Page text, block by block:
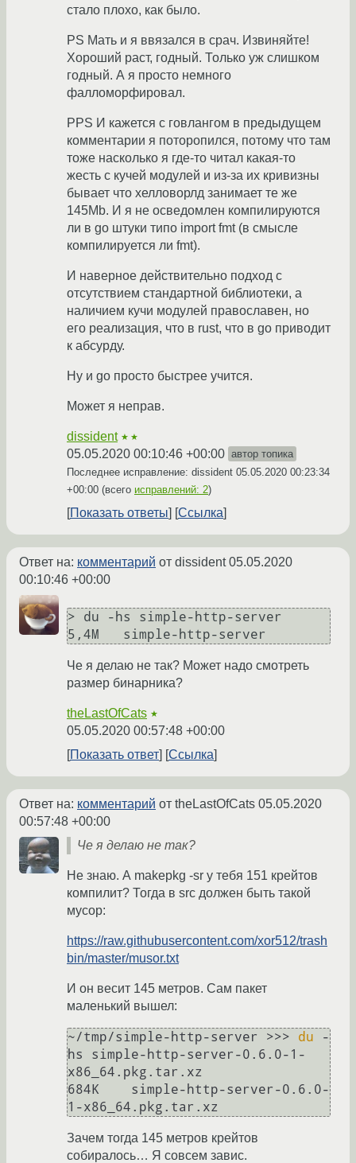
стало плохо, как было.
PS Мать и я ввязался в срач. Извиняйте!
Хороший раст, годный. Только уж слишком
годный. А я просто немного
фалломорфировал.
PPS И кажется с говлангом в предыдущем
комментарии я поторопился, потому что там
тоже насколько я где-то читал какая-то
жесть с кучей модулей и из-за их кривизны
бывает что хелловорлд занимает те же
145Mb. И я не осведомлен компилируются
ли в go штуки типо import fmt (в смысле
компилируется ли fmt).
И наверное действительно подход с
отсутствием стандартной библиотеки, а
наличием кучи модулей православен, но
его реализация, что в rust, что в go приводит
к абсурду.
Ну и go просто быстрее учится.
Может я неправ.
dissident ★★
05.05.2020 00:10:46 +00:00 автор топика
Последнее исправление: dissident 05.05.2020 00:23:34
+00:00 (всего исправлений: 2)
Показать ответы Ссылка
Ответ на: комментарий от dissident05.05.2020
00:10:46 +00:00
> du -hs simple-http-server
Че я делаю не так? Может надо смотреть
размер бинарника?
theLastOfCats ★
05.05.2020 00:57:48 +00:00
Показать ответ
Ссылка
Ответ на: комментарий от theLastOfCats 05.05.2020
00:57:48 +00:00
Че я делаю не так?
Не знаю. А makepkg -sr у тебя 151 крейтов
компилит? Тогда в src должен быть такой
мусор:
https://raw.githubusercontent.com/xor512/trash
bin/master/musor.txt
И он весит 145 метров. Сам пакет
маленький вышел:
~/tmp/simple-http-server >>> du -
hs simple-http-server-0.6.0-1-
x86_64.pkg.tar.xz
684K	simple-http-server-0.6.0-
Зачем тогда 145 метров крейтов
собиралось… Я совсем завис.